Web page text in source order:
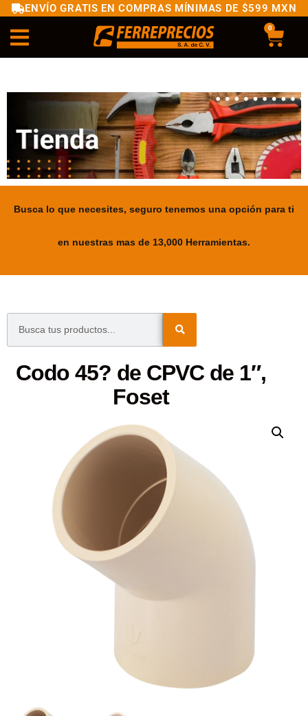
ENVÍO GRATIS EN COMPRAS MÍNIMAS DE $599 MXN
0
Busca lo que necesites, seguro tenemos una opción para ti
en nuestras mas de 13,000 Herramientas.
Codo 45? de CPVC de 1″,
Foset